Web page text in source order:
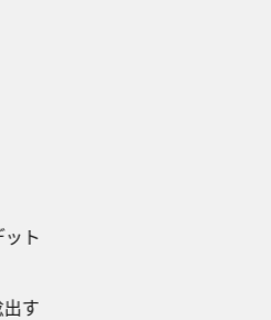
ット
す